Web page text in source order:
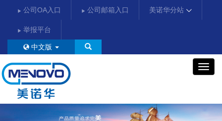
公司OA入口 公司邮箱入口 美诺华分站
举报平台
中文版
美
诺